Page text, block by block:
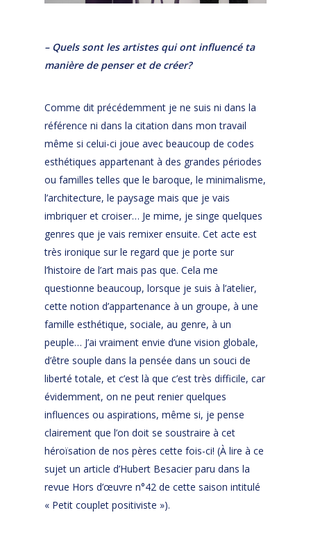
– Quels sont les artistes qui ont influencé ta
manière de penser et de créer?
Comme dit précédemment je ne suis ni dans la
référence ni dans la citation dans mon travail
même si celui-ci joue avec beaucoup de codes
esthétiques appartenant à des grandes périodes
ou familles telles que le baroque, le minimalisme,
l’architecture, le paysage mais que je vais
imbriquer et croiser… Je mime, je singe quelques
genres que je vais remixer ensuite. Cet acte est
très ironique sur le regard que je porte sur
l’histoire de l’art mais pas que. Cela me
questionne beaucoup, lorsque je suis à l’atelier,
cette notion d’appartenance à un groupe, à une
famille esthétique, sociale, au genre, à un
peuple… J’ai vraiment envie d’une vision globale,
d’être souple dans la pensée dans un souci de
liberté totale, et c’est là que c’est très difficile, car
évidemment, on ne peut renier quelques
influences ou aspirations, même si, je pense
clairement que l’on doit se soustraire à cet
héroïsation de nos pères cette fois-ci! (À lire à ce
sujet un article d’Hubert Besacier paru dans la
revue Hors d’œuvre n°42 de cette saison intitulé
« Petit couplet positiviste »).